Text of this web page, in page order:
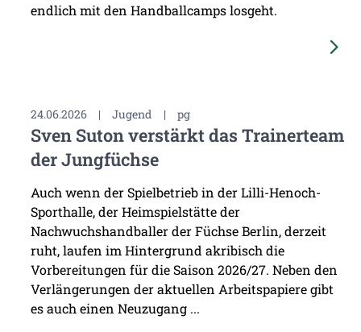
endlich mit den Handballcamps losgeht.
24.06.2026 | Jugend | pg
Sven Suton verstärkt das Trainerteam
der Jungfüchse
Auch wenn der Spielbetrieb in der Lilli-Henoch-
Sporthalle, der Heimspielstätte der
Nachwuchshandballer der Füchse Berlin, derzeit
ruht, laufen im Hintergrund akribisch die
Vorbereitungen für die Saison 2026/27. Neben den
Verlängerungen der aktuellen Arbeitspapiere gibt
es auch einen Neuzugang ...